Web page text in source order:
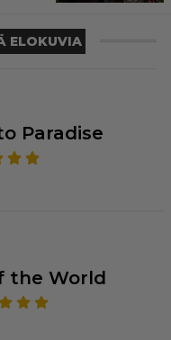
ELOKUVIA
Paradise
the World